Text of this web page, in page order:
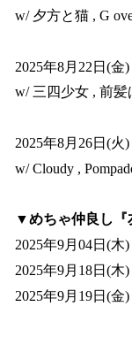
w/ 夕方と猫 , G
2025年8月22日(
w/ 三四少女 , 前
2025年8月26日(火
w/ Cloudy ,
▼めちゃ仲良し『
2025年9月04日(木
2025年9月18日(
2025年9月19日(金